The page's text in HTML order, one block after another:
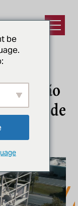
Abrir
adição
de
be